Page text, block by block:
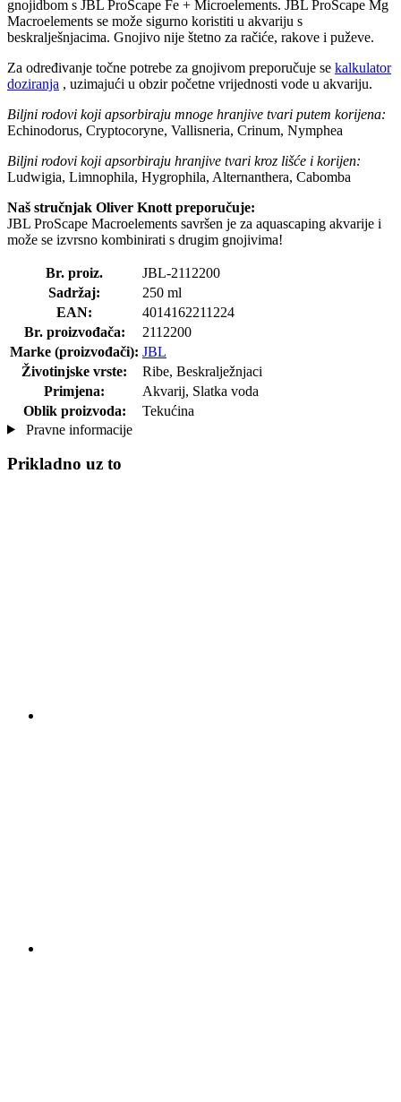
gnojidbom s JBL ProScape Fe + Microelements. JBL ProScape Mg
Macroelements se može sigurno koristiti u akvariju s
beskralješnjacima. Gnojivo nije štetno za račiće, rakove i puževe.
Za određivanje točne potrebe za gnojivom preporučuje se kalkulator
doziranja , uzimajući u obzir početne vrijednosti vode u akvariju.
Biljni rodovi koji apsorbiraju mnoge hranjive tvari putem korijena:
Echinodorus, Cryptocoryne, Vallisneria, Crinum, Nymphea
Biljni rodovi koji apsorbiraju hranjive tvari kroz lišće i korijen:
Ludwigia, Limnophila, Hygrophila, Alternanthera, Cabomba
Naš stručnjak Oliver Knott preporučuje:
JBL ProScape Macroelements savršen je za aquascaping akvarije i
može se izvrsno kombinirati s drugim gnojivima!
Br. proiz.
JBL-2112200
Sadržaj:
250 ml
EAN:
4014162211224
Br. proizvođača:
2112200
Marke (proizvođači): JBL
Životinjske vrste:
Ribe, Beskralježnjaci
Primjena:
Akvarij, Slatka voda
Oblik proizvoda:
Tekućina
Pravne informacije
Prikladno uz to